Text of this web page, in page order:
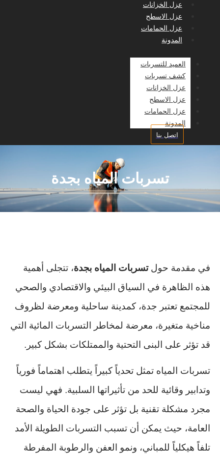
عزل الخزانات
عزل الاسطح
عزل الحمامات
المدونة
العميد للتسربات
كشف تسربات
عزل الخزانات
عزل الاسطح
عزل الحمامات
المدونة
اتصل بنا
تسربات المياه بجدة
في مقدمة حول تسربات المياه بجدة، تتجلى أهمية
هذه الظاهرة في السياق البيئي والاقتصادي والصحي
للمجتمع تعتبر جدة، كمدينة ساحلية ومعرضة لظروف
مناخية متغيرة، معرضة لمخاطر التسربات المائية التي
قد تؤثر على البنى التحتية والممتلكات بشكل كبير.
تسربات المياه تمثل تحدياً كبيراً يتطلب اهتماماً فورياً
وتدابير وقائية للحد من تأثيراتها السلبية. فهي ليست
مجرد مشكلة تقنية بل تؤثر على جودة الحياة والصحة
العامة، حيث يمكن أن تسبب التسربات الطويلة الأمد
تلفاً هيكلياً للمباني، ونمو العفن والرطوبة المفرطة